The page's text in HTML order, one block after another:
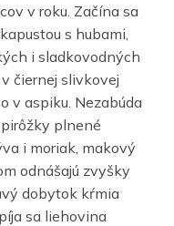
v roku. Začína sa
s hubami,
i sladkovodných
čiernej slivkovej
v aspiku. Nezabúda
plnené
i moriak, makový
odnášajú zvyšky
dobytok kŕmia
sa liehovina